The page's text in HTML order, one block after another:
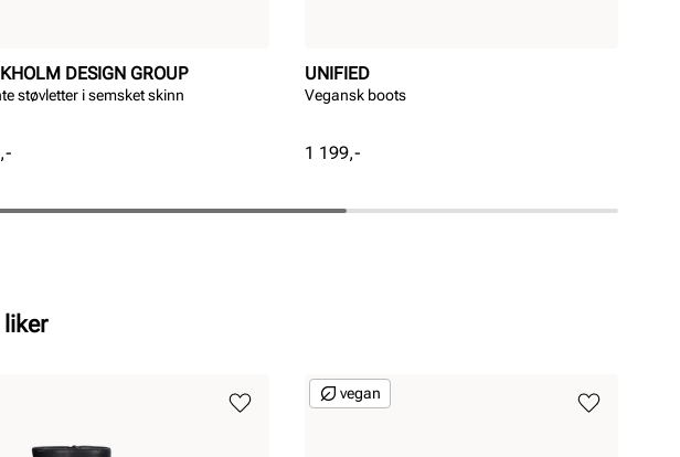
DESIGN GROUP
støvletter i semsket skinn
UNIFIED
Vegansk boots
Pris
1 199,-
liker
vegan